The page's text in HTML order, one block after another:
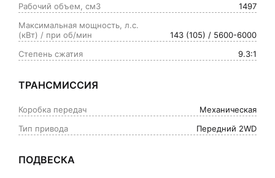
Рабочий объем, см3
1497
Максимальная мощность, л.с.
(кВт) / при об/мин
143 (105) / 5600-6000
Степень сжатия
9.3:1
ТРАНСМИССИЯ
Коробка передач
Механическая
Тип привода
Передний 2WD
ПОДВЕСКА